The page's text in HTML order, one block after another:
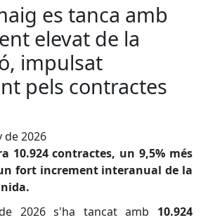
es tanca amb
elevat de la
impulsat
pels contractes
de 2026
10.924 contractes, un 9,5% més
fort increment interanual de la
2026 s'ha tancat amb 10.924